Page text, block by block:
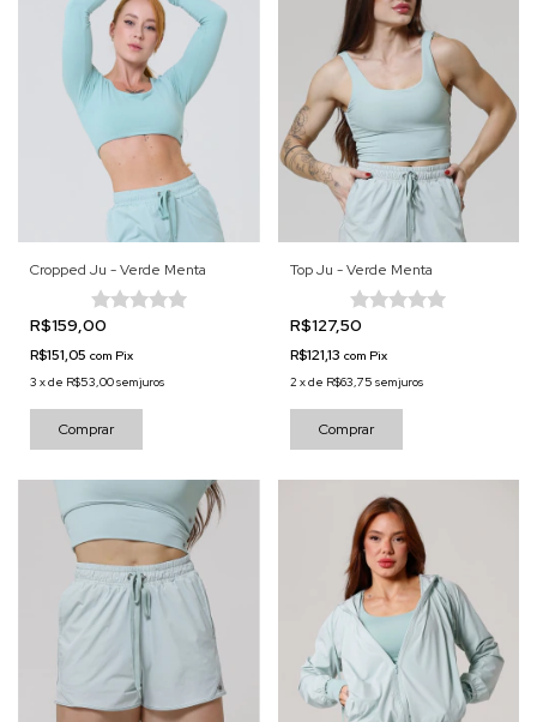
Cropped Ju - Verde Menta
R$159,00
R$151,05 com Pix
3 xde R$53,00sem juros
Comprar
Top Ju - Verde Menta
R$127,50
R$121,13 com Pix
2 xde R$63,75 sem juros
Comprar